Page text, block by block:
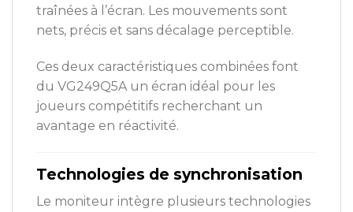
traînées à l’écran. Les mouvements sont
nets, précis et sans décalage perceptible.
Ces deux caractéristiques combinées font
du VG249Q5A un écran idéal pour les
joueurs compétitifs recherchant un
avantage en réactivité.
Technologies de synchronisation
Le moniteur intègre plusieurs technologies